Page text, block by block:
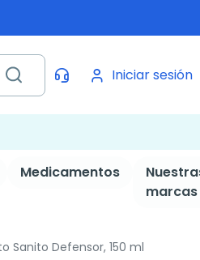
Iniciar sesión
Medicamentos
marcas
Sanito Defensor, 150 ml